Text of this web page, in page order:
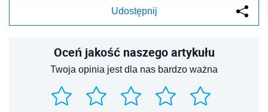
Udostępnij
Oceń jakość naszego artykułu
Twoja opinia jest dla nas bardzo ważna